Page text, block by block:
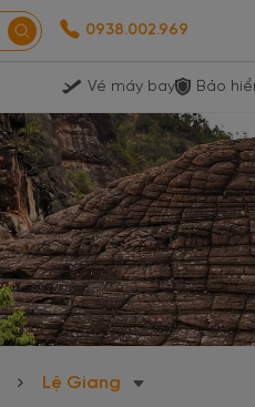
0938.002.969
Vé máy bay Bảo
Lệ Giang